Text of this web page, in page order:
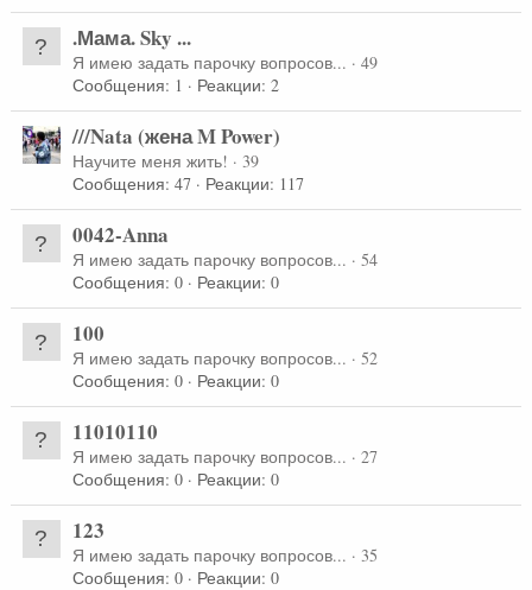
.Мама. Sky ...
Я имею задать парочку вопросов... · 49
Сообщения 1 Реакции 2
///Nata (жена M Power)
Научите меня жить! · 39
Сообщения 47 Реакции 117
0042-Anna
Я имею задать парочку вопросов... · 54
Сообщения 0 Реакции 0
100
Я имею задать парочку вопросов... · 52
Сообщения 0 Реакции 0
11010110
Я имею задать парочку вопросов... · 27
Сообщения 0 Реакции 0
123
Я имею задать парочку вопросов... · 35
Сообщения 0 Реакции 0